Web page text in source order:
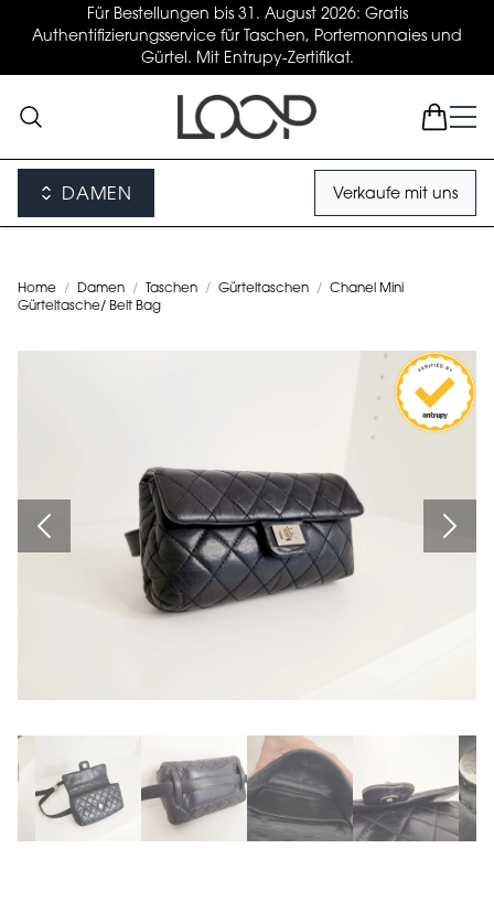
Für Bestellungen bis 31. August 2026: Gratis
Authentifizierungsservice für Taschen, Portemonnaies und
Gürtel. Mit Entrupy-Zertifikat.
DAMEN Verkaufe mit uns
Home / Damen / Taschen / Gürteltaschen / Chanel Mini
Gürteltasche/ Belt Bag